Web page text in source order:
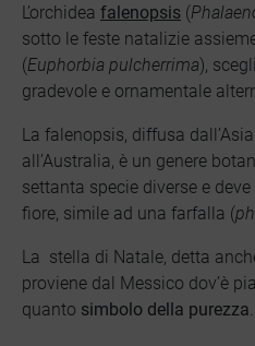
L’orchidea falenopsis (
sotto le feste natalizie
(Euphorbia pulcherrima),
gradevole e ornamentale
La falenopsis, diffusa
all’Australia, è un genere
settanta specie diverse e
fiore, simile ad una farfalla (
La stella di Natale, detta
proviene dal Messico dov’è
quanto simbolo della purezza